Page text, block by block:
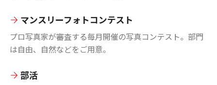
マンスリーフォトコンテスト
プロ写真家が審査する毎月開催の写真コンテスト。部門
は自由、自然などをご用意。
部活